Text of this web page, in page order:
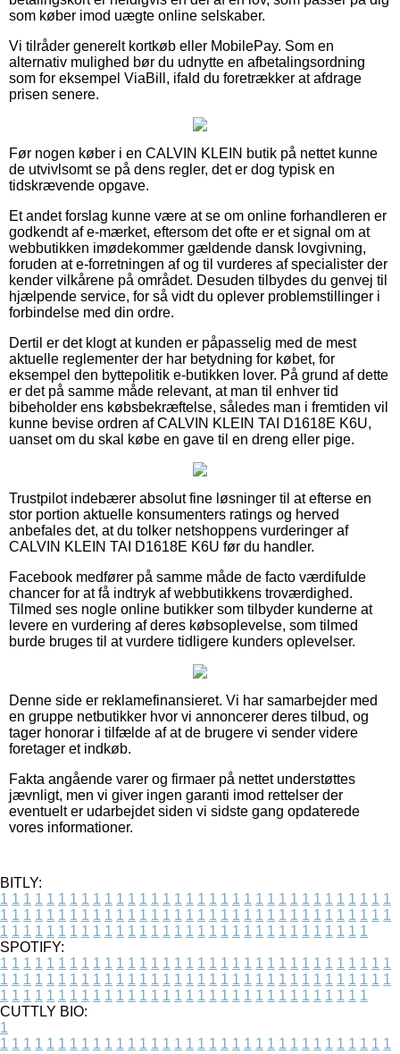
som køber imod uægte online selskaber.
Vi tilråder generelt kortkøb eller MobilePay. Som en
alternativ mulighed bør du udnytte en afbetalingsordning
som for eksempel ViaBill, ifald du foretrækker at afdrage
prisen senere.
Før nogen køber i en CALVIN KLEIN butik på nettet kunne
de utvivlsomt se på dens regler, det er dog typisk en
tidskrævende opgave.
Et andet forslag kunne være at se om online forhandleren er
godkendt af e-mærket, eftersom det ofte er et signal om at
webbutikken imødekommer gældende dansk lovgivning,
foruden at e-forretningen af og til vurderes af specialister der
kender vilkårene på området. Desuden tilbydes du genvej til
hjælpende service, for så vidt du oplever problemstillinger i
forbindelse med din ordre.
Dertil er det klogt at kunden er påpasselig med de mest
aktuelle reglementer der har betydning for købet, for
eksempel den byttepolitik e-butikken lover. På grund af dette
er det på samme måde relevant, at man til enhver tid
bibeholder ens købsbekræftelse, således man i fremtiden vil
kunne bevise ordren af CALVIN KLEIN TAI D1618E K6U,
uanset om du skal købe en gave til en dreng eller pige.
Trustpilot indebærer absolut fine løsninger til at efterse en
stor portion aktuelle konsumenters ratings og herved
anbefales det, at du tolker netshoppens vurderinger af
CALVIN KLEIN TAI D1618E K6U før du handler.
Facebook medfører på samme måde de facto værdifulde
chancer for at få indtryk af webbutikkens troværdighed.
Tilmed ses nogle online butikker som tilbyder kunderne at
levere en vurdering af deres købsoplevelse, som tilmed
burde bruges til at vurdere tidligere kunders oplevelser.
Denne side er reklamefinansieret. Vi har samarbejder med
en gruppe netbutikker hvor vi annoncerer deres tilbud, og
tager honorar i tilfælde af at de brugere vi sender videre
foretager et indkøb.
Fakta angående varer og firmaer på nettet understøttes
jævnligt, men vi giver ingen garanti imod rettelser der
eventuelt er udarbejdet siden vi sidste gang opdaterede
vores informationer.
BITLY:
1 1 1 1 1 1 1 1 1 1 1 1 1 1 1 1 1 1 1 1 1 1 1 1 1 1 1 1 1 1 1 1 1 1
1 1 1 1 1 1 1 1 1 1 1 1 1 1 1 1 1 1 1 1 1 1 1 1 1 1 1 1 1 1 1 1 1 1
1 1 1 1 1 1 1 1 1 1 1 1 1 1 1 1 1 1 1 1 1 1 1 1 1 1 1 1 1 1 1 1
SPOTIFY:
1 1 1 1 1 1 1 1 1 1 1 1 1 1 1 1 1 1 1 1 1 1 1 1 1 1 1 1 1 1 1 1 1 1
1 1 1 1 1 1 1 1 1 1 1 1 1 1 1 1 1 1 1 1 1 1 1 1 1 1 1 1 1 1 1 1 1 1
1 1 1 1 1 1 1 1 1 1 1 1 1 1 1 1 1 1 1 1 1 1 1 1 1 1 1 1 1 1 1 1
CUTTLY BIO:
1
1 1 1 1 1 1 1 1 1 1 1 1 1 1 1 1 1 1 1 1 1 1 1 1 1 1 1 1 1 1 1 1 1 1